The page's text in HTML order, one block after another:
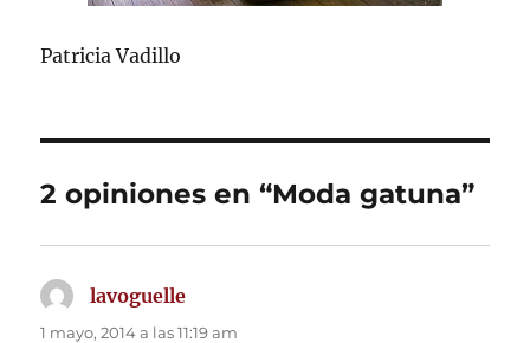
Patricia Vadillo
2 opiniones en “Moda gatuna”
lavoguelle
1 mayo, 2014 a las 11:19 am